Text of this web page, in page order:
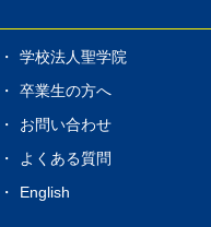
学校法人聖学院
卒業生の方へ
お問い合わせ
よくある質問
English